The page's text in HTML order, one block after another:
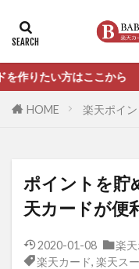
方はここから
HOME 楽天ポイン
ポイントを貯
天カードが便
2020-01-08
楽
楽天カード, 楽天ス